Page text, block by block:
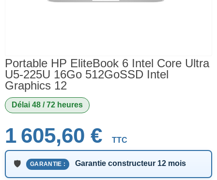
Portable HP EliteBook 6 Intel Core Ultra
U5-225U 16Go 512GoSSD Intel
Graphics 12
Délai 48 / 72 heures
1 605,60 € TTC
GARANTIE : Garantie constructeur 12 mois